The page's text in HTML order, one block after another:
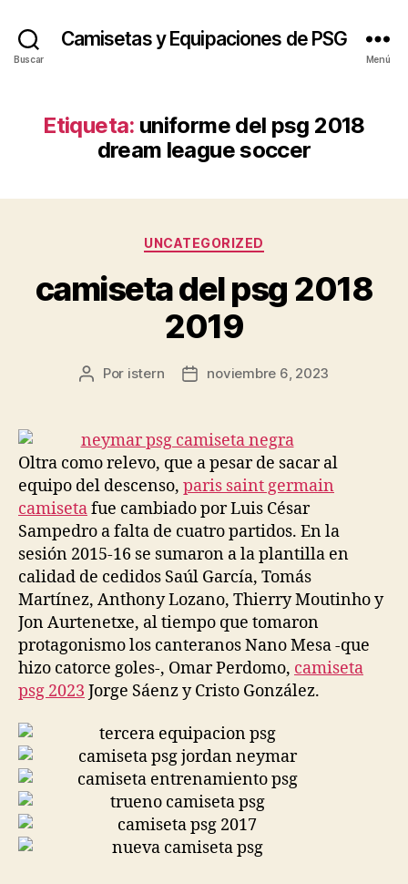
Buscar
Camisetas y Equipaciones de PSG
Menú
Etiqueta: uniforme del psg 2018
dream league soccer
Categorías
UNCATEGORIZED
camiseta del psg 2018
2019
Autor
entrada
Por istern
Fecha
entrada
noviembre 6, 2023
Oltra como relevo, que a pesar de sacar al
equipo del descenso, paris saint germain
camisetafue cambiado por Luis César
Sampedro a falta de cuatro partidos. En la
sesión 2015-16 se sumaron a la plantilla en
calidad de cedidos Saúl García, Tomás
Martínez, Anthony Lozano, Thierry Moutinho y
Jon Aurtenetxe, al tiempo que tomaron
protagonismo los canteranos Nano Mesa -que
hizo catorce goles-, Omar Perdomo, camiseta
psg 2023 Jorge Sáenz y Cristo González.